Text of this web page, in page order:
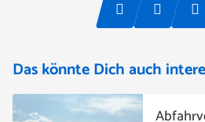
Das könnte Dich auch